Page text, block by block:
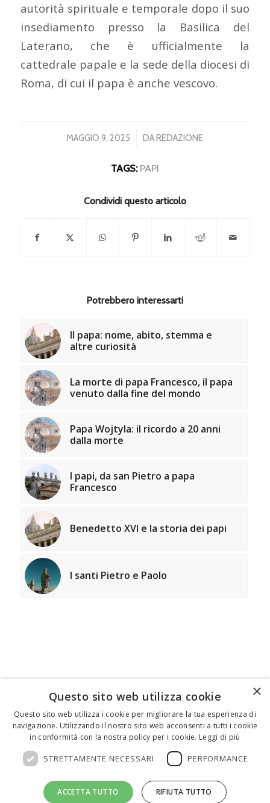
autorità spirituale e temporale dopo il suo
insediamento presso la Basilica del
Laterano, che è ufficialmente la
cattedrale papale e la sede della diocesi di
Roma, di cui il papa è anche vescovo.
MAGGIO 9, 2025
/ DAREDAZIONE
TAGS: PAPI
Condividi questo articolo
Potrebbero interessarti
Il papa: nome, abito, stemma e
altre curiosità
La morte di papa Francesco, il papa
venuto dalla fine del mondo
Papa Wojtyla: il ricordo a 20 anni
dalla morte
I papi, da san Pietro a papa
Francesco
Benedetto XVI e la storia dei papi
I santi Pietro e Paolo
FEDERICO MOTTA EDITORE
02 300761–info@mottaeditore.it– 08233380966 –
×
Questo sito web utilizza cookie
Questo sito web utilizza i cookie per migliorare la tua esperienza di
navigazione. Utilizzando il nostro sito web acconsenti a tutti i cookie
in conformità con la nostra policy per i cookie. Leggi di più
STRETTAMENTE NECESSARI PERFORMANCE
ACCETTA TUTTO RIFIUTA TUTTO